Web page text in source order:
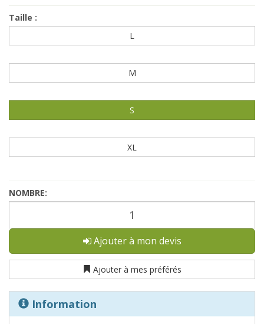
Taille :
L
M
S
XL
NOMBRE:
Ajouter à mon devis
Ajouter à mes préférés
Information